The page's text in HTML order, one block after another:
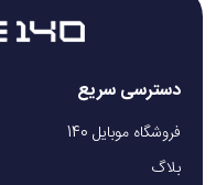
دسترسی سریع
فروشگاه موبایل 140
بلاگ